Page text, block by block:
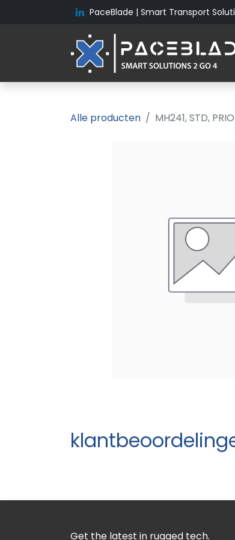
PaceBlade | Smart Transport
Alle producten MH241, STD,
Get the latest in rugged tech.